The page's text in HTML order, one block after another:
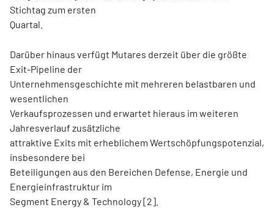
Stichtag zum ersten
Quartal.
Darüber hinaus verfügt Mutares derzeit über die größte
Exit-Pipeline der
Unternehmensgeschichte mit mehreren belastbaren und
wesentlichen
Verkaufsprozessen und erwartet hieraus im weiteren
Jahresverlauf zusätzliche
attraktive Exits mit erheblichem Wertschöpfungspotenzial,
insbesondere bei
Beteiligungen aus den Bereichen Defense, Energie und
Energieinfrastruktur im
Segment Energy & Technology [2].